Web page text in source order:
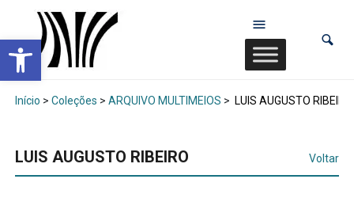
Abrir a barra de ferramentas
Início > Coleções > ARQUIVO MULTIMEIOS > LUIS AUGUSTO RIBEIRO
LUIS AUGUSTO RIBEIRO Voltar